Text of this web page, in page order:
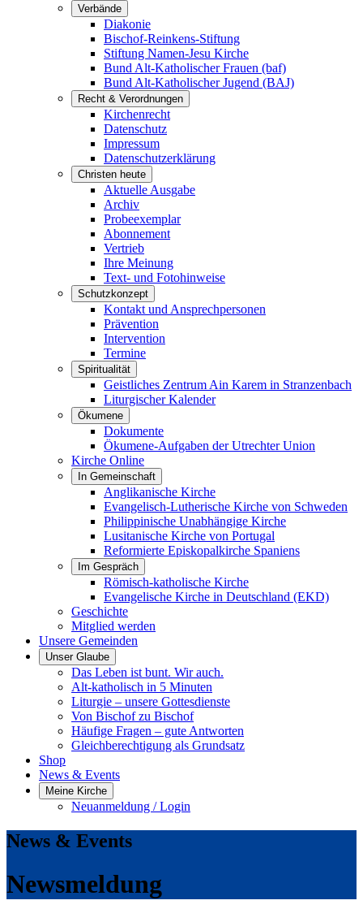
Verbände
Diakonie
Bischof-Reinkens-Stiftung
Stiftung Namen-Jesu Kirche
Bund Alt-Katholischer Frauen (baf)
Bund Alt-Katholischer Jugend (BAJ)
Recht & Verordnungen
Kirchenrecht
Datenschutz
Impressum
Datenschutzerklärung
Christen heute
Aktuelle Ausgabe
Archiv
Probeexemplar
Abonnement
Vertrieb
Ihre Meinung
Text- und Fotohinweise
Schutzkonzept
Kontakt und Ansprechpersonen
Prävention
Intervention
Termine
Spiritualität
Geistliches Zentrum Ain Karem in Stranzenbach
Liturgischer Kalender
Ökumene
Dokumente
Ökumene-Aufgaben der Utrechter Union
Kirche Online
In Gemeinschaft
Anglikanische Kirche
Evangelisch-Lutherische Kirche von Schweden
Philippinische Unabhängige Kirche
Lusitanische Kirche von Portugal
Reformierte Episkopalkirche Spaniens
Im Gespräch
Römisch-katholische Kirche
Evangelische Kirche in Deutschland (EKD)
Geschichte
Mitglied werden
Unsere Gemeinden
Unser Glaube
Das Leben ist bunt. Wir auch.
Alt-katholisch in 5 Minuten
Liturgie – unsere Gottesdienste
Von Bischof zu Bischof
Häufige Fragen – gute Antworten
Gleichberechtigung als Grundsatz
Shop
News & Events
Meine Kirche
Neuanmeldung / Login
News & Events
Newsmeldung